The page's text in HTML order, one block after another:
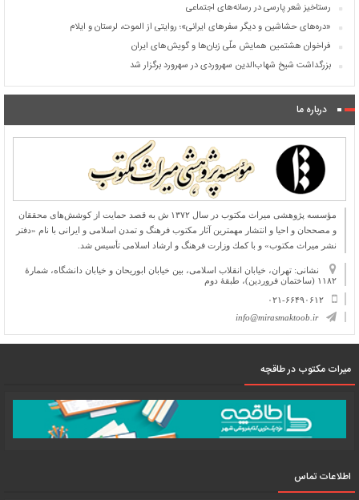
رستاخیز شعر پارسی در رسانه‌های اجتماعی
«دره‌های حشاشین و دیگر سفرهای ایرانی»؛ روایتی از الموت، لرستان و ایلام
فراخوان هشتمین همایش ملّی زبان‌ها و گویش‌های ایران
بزرگداشت شیخ شهاب‌الدین سهروردی در سهرورد برگزار شد
درباره ما
مؤسسه پژوهشی میراث مكتوب در سال ۱۳۷۲ ش به قصد حمایت از كوشش‌های محققان
و مصححان و احیا و انتشار مهمترین آثار مكتوب فرهنگ و تمدن اسلامی و ایرانی با نام «دفتر
نشر میراث مكتوب» و با كمك وزارت فرهنگ و ارشاد اسلامی تأسیس شد.
نشانی: تهران، خیابان انقلاب اسلامی، بین خیابان ابوریحان و خیابان دانشگاه، شمارۀ
۱۱۸۲ (ساختمان فروردین)، طبقۀ دوم
۰۲۱-۶۶۴۹۰۶۱۲
info@mirasmaktoob.ir
میرات مکتوب در طاقچه
اطلاعات تماس